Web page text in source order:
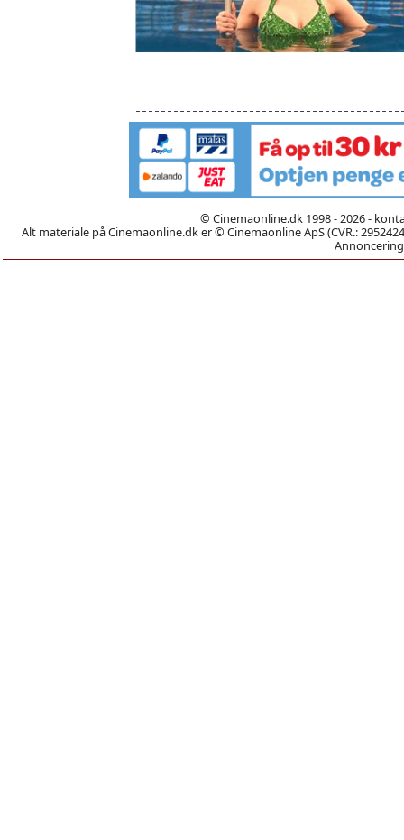
© Cinemaonline.dk 1998 - 2026 -
Alt materiale på Cinemaonline.dk er © Cinemaonline ApS (CVR.: